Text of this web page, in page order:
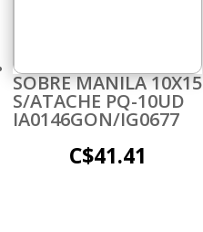
SOBRE MANILA 10X15
S/ATACHE PQ-10UD
IA0146GON/IG0677
C$41.41